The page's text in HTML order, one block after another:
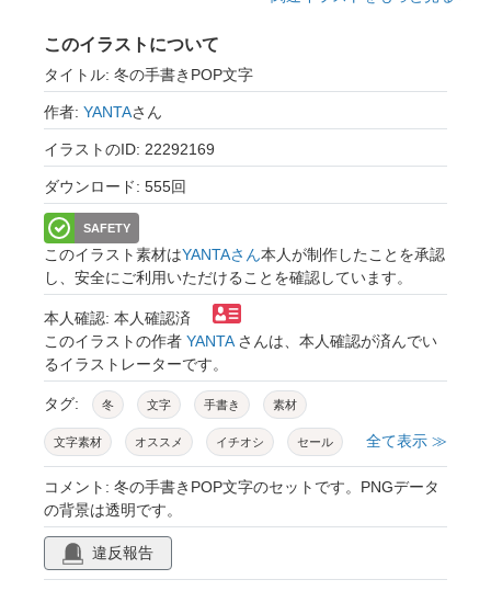
このイラストについて
タイトル: 冬の手書きPOP文字
作者: YANTAさん
イラストのID: 22292169
ダウンロード: 555回
SAFETY
このイラスト素材はYANTAさん本人が制作したことを承認
し、安全にご利用いただけることを確認しています。
本人確認: 本人確認済
このイラストの作者 YANTAさんは、本人確認が済んでい
るイラストレーターです。
タグ: 冬 文字 手書き 素材
文字素材 オススメ イチオシ セール
sale 新発売 大人気 冬の味覚
売れてます お買い得
スーパー 飲食店
全て表示 ≫
コメント: 冬の手書きPOP文字のセットです。PNGデータ
の背景は透明です。
違反報告